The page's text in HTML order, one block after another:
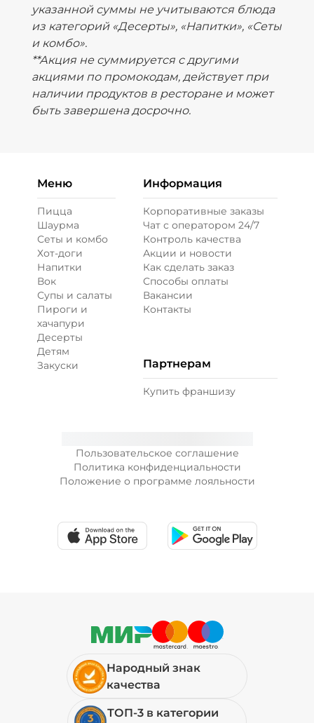
указанной суммы не учитываются блюда
из категорий «Десерты», «Напитки», «Сеты
и комбо».
**Акция не суммируется с другими
акциями по промокодам, действует при
наличии продуктов в ресторане и может
быть завершена досрочно.
Пользовательское соглашение
Политика конфиденциальности
Положение о программе лояльности
Меню
Пицца
Шаурма
Сеты и комбо
Хот-доги
Напитки
Вок
Супы и салаты
Пироги и
хачапури
Десерты
Детям
Закуски
Информация
Корпоративные заказы
Чат с оператором 24/7
Контроль качества
Акции и новости
Как сделать заказ
Способы оплаты
Вакансии
Контакты
Партнерам
Купить франшизу
Народный знак
качества
ТОП-3 в категории